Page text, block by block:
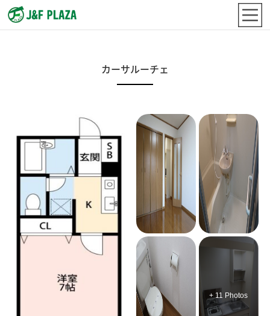
カーサルーチェ
+ 11 Photos